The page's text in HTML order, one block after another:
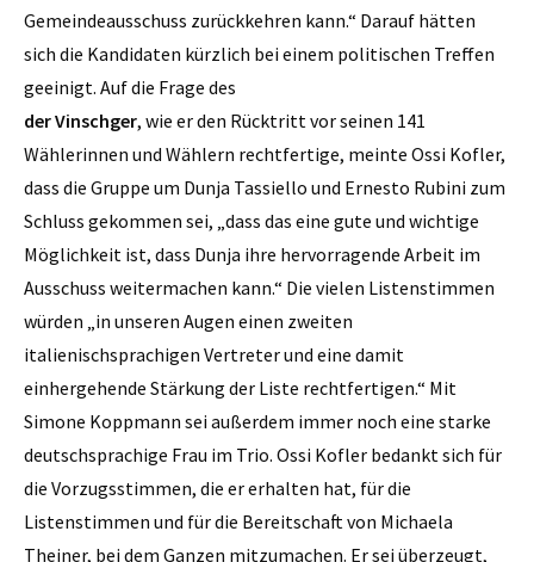
Gemeindeausschuss zurückkehren kann.“ Darauf hätten
sich die Kandidaten kürzlich bei einem politischen Treffen
geeinigt. Auf die Frage des
der Vinschger, wie er den Rücktritt vor seinen 141
Wählerinnen und Wählern rechtfertige, meinte Ossi Kofler,
dass die Gruppe um Dunja Tassiello und Ernesto Rubini zum
Schluss gekommen sei, „dass das eine gute und wichtige
Möglichkeit ist, dass Dunja ihre hervorragende Arbeit im
Ausschuss weitermachen kann.“ Die vielen Listenstimmen
würden „in unseren Augen einen zweiten
italienischsprachigen Vertreter und eine damit
einhergehende Stärkung der Liste rechtfertigen.“ Mit
Simone Koppmann sei außerdem immer noch eine starke
deutschsprachige Frau im Trio. Ossi Kofler bedankt sich für
die Vorzugsstimmen, die er erhalten hat, für die
Listenstimmen und für die Bereitschaft von Michaela
Theiner, bei dem Ganzen mitzumachen. Er sei überzeugt,